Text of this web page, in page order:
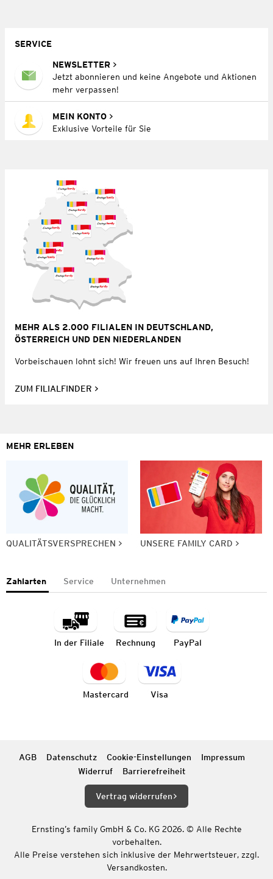
SERVICE
NEWSLETTER
Jetzt abonnieren und keine Angebote und Aktionen
mehr verpassen!
MEIN KONTO
Exklusive Vorteile für Sie
MEHR ALS 2.000 FILIALEN IN DEUTSCHLAND,
ÖSTERREICH UND DEN NIEDERLANDEN
Vorbeischauen lohnt sich! Wir freuen uns auf Ihren Besuch!
ZUM FILIALFINDER
MEHR ERLEBEN
QUALITÄTSVERSPRECHEN UNSERE FAMILY CARD
Zahlarten Service Unternehmen
In der Filiale Rechnung PayPal
Mastercard Visa
AGB Datenschutz Cookie-Einstellungen
Impressum
Widerruf
Barrierefreiheit
Vertrag widerrufen
Ernsting’s family GmbH & Co. KG 2026. © Alle Rechte
vorbehalten.
Alle Preise verstehen sich inklusive der Mehrwertsteuer, zzgl.
Versandkosten.